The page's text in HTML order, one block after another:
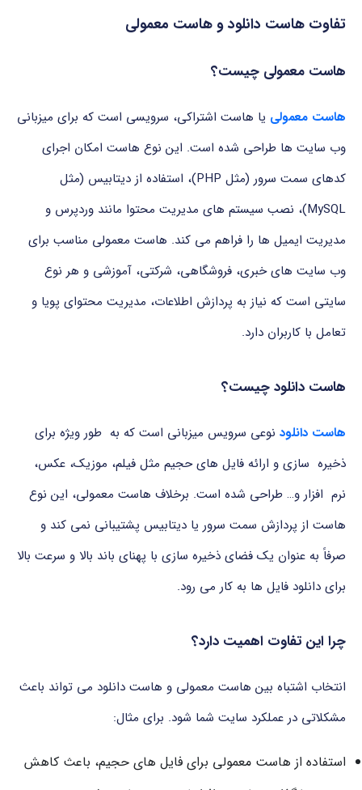
تفاوت هاست دانلود و هاست معمولی
هاست معمولی چیست؟
هاست معمولی یا هاست اشتراکی، سرویسی است که برای میزبانی
وب سایت ها طراحی شده است. این نوع هاست امکان اجرای
کدهای سمت سرور (مثل PHP)، استفاده از دیتابیس (مثل
MySQL)، نصب سیستم های مدیریت محتوا مانند وردپرس و
مدیریت ایمیل ها را فراهم می کند. هاست معمولی مناسب برای
وب سایت های خبری، فروشگاهی، شرکتی، آموزشی و هر نوع
سایتی است که نیاز به پردازش اطلاعات، مدیریت محتوای پویا و
تعامل با کاربران دارد.
هاست دانلود چیست؟
هاست دانلود نوعی سرویس میزبانی است که به طور ویژه برای
ذخیره سازی و ارائه فایل های حجیم مثل فیلم، موزیک، عکس،
نرم افزار و… طراحی شده است. برخلاف هاست معمولی، این نوع
هاست از پردازش سمت سرور یا دیتابیس پشتیبانی نمی کند و
صرفاً به عنوان یک فضای ذخیره سازی با پهنای باند بالا و سرعت بالا
برای دانلود فایل ها به کار می رود.
چرا این تفاوت اهمیت دارد؟
انتخاب اشتباه بین هاست معمولی و هاست دانلود می تواند باعث
مشکلاتی در عملکرد سایت شما شود. برای مثال:
استفاده از هاست معمولی برای فایل های حجیم، باعث کاهش